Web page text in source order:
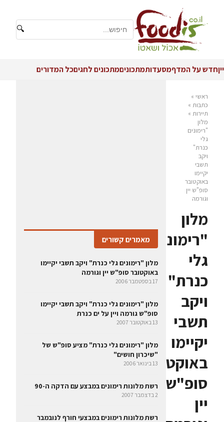
🔍
ייןחדש על המדףמסעדותמתכוניםמתכונים לחגיםכל המדורים
ראשי »
כתבות »
תיירות »
מלון
"רימונים
גלי
כנרת"
ויקב
תשבי
יקיימו
באוקטובר
סופ"ש יין
וגורמה
מלון
"רימונים
גלי
כנרת"
ויקב
תשבי
יקיימו
באוקטובר
סופ"ש
יין
מאמרים קשורים
מלון "רימונים גלי כנרת" ויקב תשבי יקיימו
באוקטובר סופ"ש יין וגורמה
17 בספטמבר 2006
מלון "רימונים גלי כנרת" ויקב תשבי יקיימו
סופ"ש גורמה ויין על ים כנרת
13 באוקטובר 2007
מלון "רימונים גלי כנרת" מציע סופ"ש של
"שיכרון חושים"
13 בינואר 2006
רשת מלונות רימונים במבצע עם הדקה ה-90
2 בדצמבר 2007
רשת מלונות רימונים במבצעי חורף לנובמבר